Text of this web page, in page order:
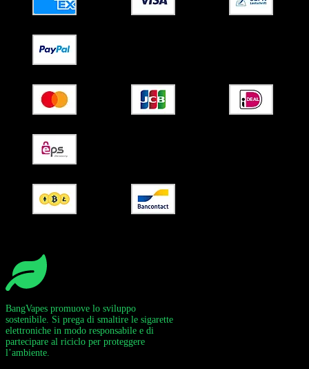
BangVapes promuove lo sviluppo
sostenibile. Si prega di smaltire le sigarette
elettroniche in modo responsabile e di
partecipare al riciclo per proteggere
l’ambiente.